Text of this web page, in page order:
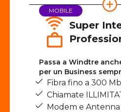
MOBILE
Super
Passa a Windtre
per un Business
Fibra fino a 300
Chiamate
Modem e Antenna